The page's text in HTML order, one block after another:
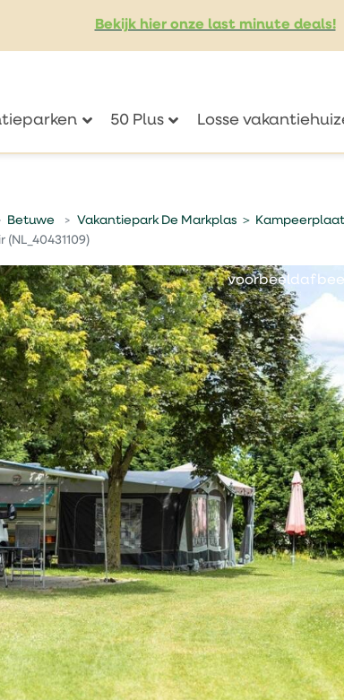
Bekijk hier onze last minute deals!
50 Plus Losse
Betuwe
Vakantiepark De Markplas ＞